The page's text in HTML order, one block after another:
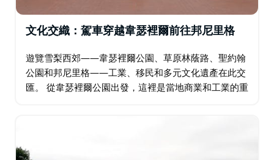
文化交織：駕車穿越韋瑟裡爾前往邦尼里格
遊覽雪梨西郊——韋瑟裡爾公園、草原林蔭路、聖約翰
公園和邦尼里格——工業、移民和多元文化遺產在此交
匯。 從韋瑟裡爾公園出發，這裡是當地商業和工業的重